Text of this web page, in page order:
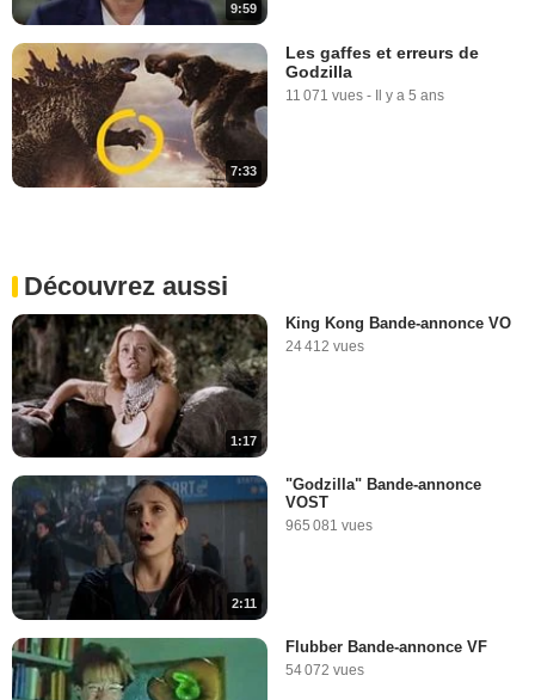
9:59
7:33
Les gaffes et erreurs de
Godzilla
11 071 vues - Il y a 5 ans
Découvrez aussi
1:17
King Kong Bande-annonce VO
24 412 vues
2:11
"Godzilla" Bande-annonce
VOST
965 081 vues
Flubber Bande-annonce VF
54 072 vues